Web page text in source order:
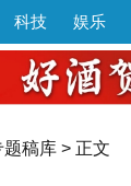
科技 娱乐
题稿库 > 正文